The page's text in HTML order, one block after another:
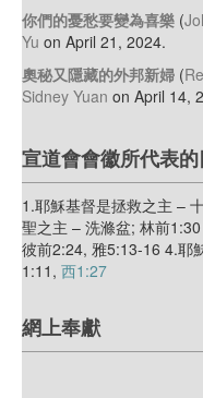
你們的憂愁要變為喜樂 (
Yu on April 21, 2024.
奧秘又隱藏的外邦新婦 (
Sidney Yuan on April 14,
宣道會會徽所代表
1.耶穌基督是拯救之主 –
聖之主 – 洗滌盆; 林前
彼前2:24, 雅5:13-16 4.耶
1:11, 西1:27
網上奉獻